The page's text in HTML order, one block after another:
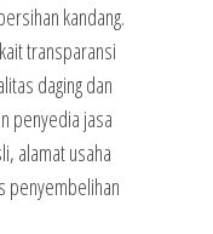
kandang.
transparansi
daging dan
penyedia jasa
alamat usaha
penyembelihan